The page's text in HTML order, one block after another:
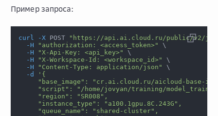
Пример запроса:
curl -X POST
"https://api.ai.cloud.ru/public/v2/
-H
"authorization: <access_token>"
\
-H
"X-Api-Key: <api_key>"
\
-H
"X-Workspace-Id: <workspace_id>"
\
-H
"Content-Type: application/json"
\
-d
'{
"base_image": "cr.ai.cloud.ru/aicloud-base-
"script": "/home/jovyan/training/
     "region": "SR008",
     "instance_type": "a100.1gpu.8C.243G",
     "queue_name": "shared-cluster",